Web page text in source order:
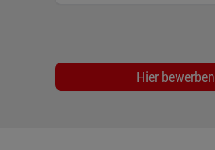
Hier bewerben